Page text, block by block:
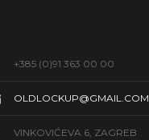
+385 (0)91 363 00 00
OLDLOCKUP@GMAIL.COM
VINKOVIĆEVA 6, ZAGREB